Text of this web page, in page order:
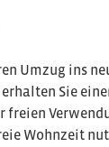
Umzug ins
Sie
freien
Wohnzeit